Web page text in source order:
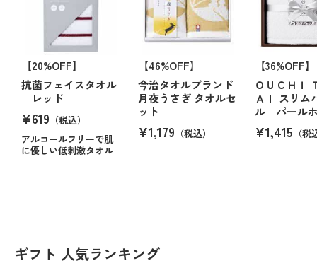
【20%OFF】
抗菌フェイスタオル
レッド
¥619 （税込）
アルコールフリーで肌
に優しい低刺激タオル
【46%OFF】
今治タオルブランド
月夜うさぎ タオルセ
ット
¥1,179 （税込）
【36%OFF】
ＯＵＣＨＩ
ＡＩ スリム
ル パール
¥1,415 （税
ギフト 人気ランキング